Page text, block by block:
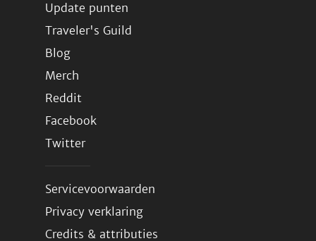
Update punten
Traveler's Guild
Blog
Merch
Reddit
Facebook
Twitter
Servicevoorwaarden
Privacy verklaring
Credits & attributies